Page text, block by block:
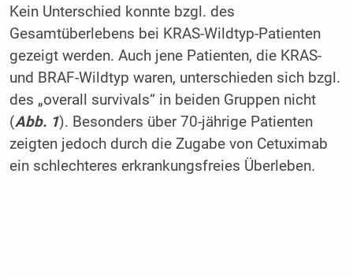
Kein Unterschied konnte bzgl. des
Gesamtüberlebens bei KRAS-Wildtyp-Patienten
gezeigt werden. Auch jene Patienten, die KRAS-
und BRAF-Wildtyp waren, unterschieden sich bzgl.
des „overall survivals“ in beiden Gruppen nicht
(Abb. 1). Besonders über 70-jährige Patienten
zeigten jedoch durch die Zugabe von Cetuximab
ein schlechteres erkrankungsfreies Überleben.